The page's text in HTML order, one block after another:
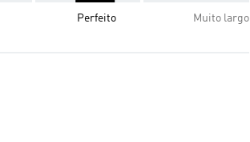
Perfeito Muito largo